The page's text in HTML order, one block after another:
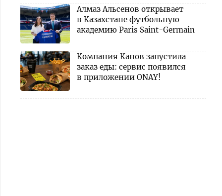
Алмаз Альсенов открывает
в Казахстане футбольную
академию Paris Saint-Germain
Компания Канов запустила
заказ еды: сервис появился
в приложении ONAY!